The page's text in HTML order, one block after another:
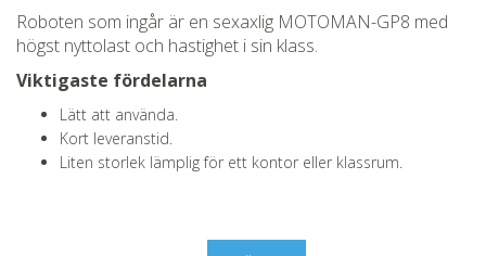
Roboten som ingår är en sexaxlig MOTOMAN-GP8 med
högst nyttolast och hastighet i sin klass.
Viktigaste fördelarna
Lätt att använda.
Kort leveranstid.
Liten storlek lämplig för ett kontor eller klassrum.